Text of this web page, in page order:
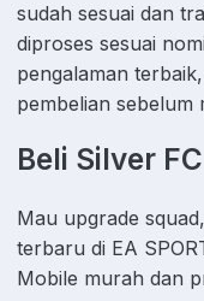
sudah sesuai dan
diproses sesuai
pengalaman
pembelian sebelum
Beli Silver
Mau upgrade
terbaru di EA
Mobile murah dan